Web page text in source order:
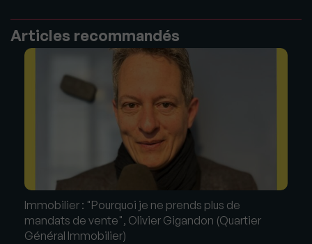
Articles recommandés
Immobilier : "Pourquoi je ne prends plus de
mandats de vente", Olivier Gigandon (Quartier
Général Immobilier)